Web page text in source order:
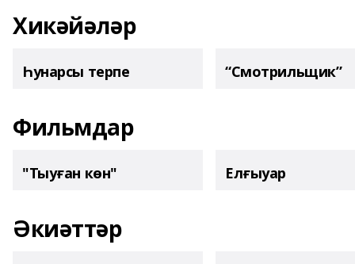
Хикәйәләр
Һунарсы терпе “Смотрильщик”
Фильмдар
"Тыуған көн" Елғыуар
Әкиәттәр